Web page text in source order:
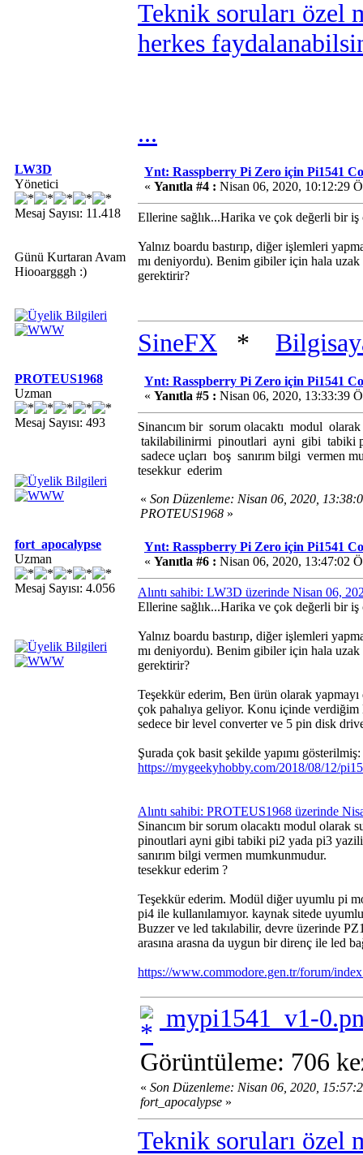
Teknik soruları özel
herkes
...
LW3D
Yönetici
Mesaj Sayısı: 11.418
Günü Kurtaran Avam
Hiooargggh :)
Ynt: Rasspberry Pi Zero için Pi1541
« Yanıtla #4 : Nisan 06, 2020, 10:12:29
Ellerine sağlık...Harika ve çok değerli bir iş
Yalnız boardu bastırıp, diğer işlemleri
mı deniyordu). Benim gibiler için hala
gerektirir?
SineFX *
PROTEUS1968
Uzman
Mesaj Sayısı: 493
Ynt: Rasspberry Pi Zero için Pi1541
« Yanıtla #5 : Nisan 06, 2020, 13:33:39
Sinancım bir sorum olacaktı modul
takilabilinirmi pinoutlari ayni gibi tabiki
sadece uçları boş sanırım bilgi vermen
tesekkur ederim
« Son Düzenleme: Nisan 06, 2020,
PROTEUS1968 »
fort_apocalypse
Uzman
Mesaj Sayısı: 4.056
Ynt: Rasspberry Pi Zero için Pi1541
« Yanıtla #6 : Nisan 06, 2020, 13:47:02
Alıntı sahibi: LW3D üzerinde Nisan 06,
Ellerine sağlık...Harika ve çok değerli bir iş
Yalnız boardu bastırıp, diğer işlemleri
mı deniyordu). Benim gibiler için hala
gerektirir?
Teşekkür ederim, Ben ürün olarak
çok pahalıya geliyor. Konu içinde verdiğim
sedece bir level converter ve 5 pin disk
Şurada çok basit şekilde yapımı gösterilmiş:
https://mygeekyhobby.com/2018/08/12/
Alıntı sahibi: PROTEUS1968 üzerinde
Sinancım bir sorum olacaktı modul
pinoutlari ayni gibi tabiki pi2 yada pi3
sanırım bilgi vermen mumkunmudur.
tesekkur ederim ?
Teşekkür ederim. Modül diğer uyumlu pi
pi4 ile kullanılamıyor. kaynak sitede
Buzzer ve led takılabilir, devre üzerinde
arasına arasna da uygun bir direnç ile led
https://www.commodore.gen.tr/forum/
mypi1541_v1-
Görüntüleme: 706
« Son Düzenleme: Nisan 06, 2020,
fort_apocalypse »
Teknik soruları özel